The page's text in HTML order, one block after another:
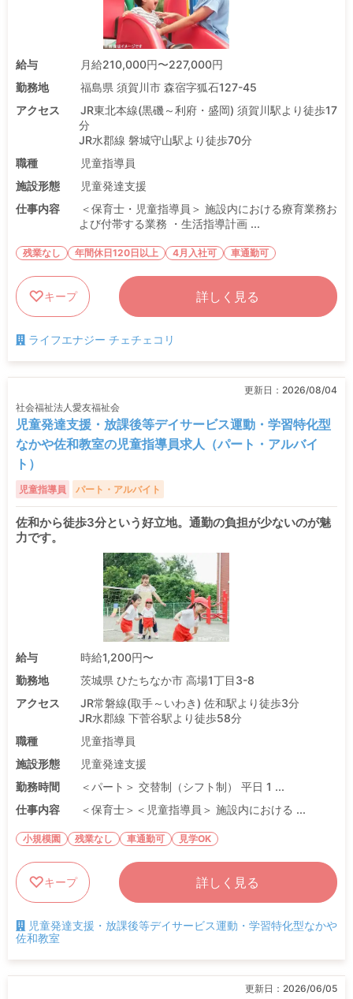
給与
月給210,000円〜227,000円
勤務地
福島県 須賀川市 森宿字狐石127-45
アクセス
JR東北本線(黒磯～利府・盛岡) 須賀川駅より徒歩17
分
JR水郡線 磐城守山駅より徒歩70分
職種
児童指導員
施設形態
児童発達支援
仕事内容
＜保育士・児童指導員＞ 施設内における療育業務お
よび付帯する業務 ・生活指導計画 ...
残業なし 年間休日120日以上 4月入社可 車通勤可
キープ 詳しく見る
ライフエナジー チェチェコリ
更新日： 2026/08/04
社会福祉法人愛友福祉会
児童発達支援・放課後等デイサービス運動・学習特化型
なかや佐和教室の児童指導員求人（パート・アルバイ
ト）
児童指導員 パート・アルバイト
佐和から徒歩3分という好立地。通勤の負担が少ないのが魅
力です。
給与
時給1,200円〜
勤務地
茨城県 ひたちなか市 高場1丁目3-8
アクセス
JR常磐線(取手～いわき) 佐和駅より徒歩3分
JR水郡線 下菅谷駅より徒歩58分
職種
児童指導員
施設形態
児童発達支援
勤務時間
＜パート＞ 交替制（シフト制） 平日 1 ...
仕事内容
＜保育士＞＜児童指導員＞ 施設内における ...
小規模園 残業なし 車通勤可 見学OK
キープ 詳しく見る
児童発達支援・放課後等デイサービス運動・学習特化型なかや
佐和教室
更新日： 2026/06/05